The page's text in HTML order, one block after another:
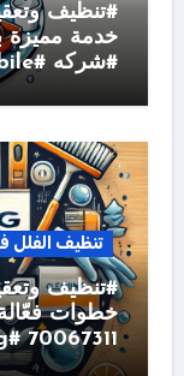
#تنظيف
#شركه #cleaning #automobile
تنظيف الفلل
#تنظيف
خطوات فعّالة
70067311 #cleaning #شركه #toilet